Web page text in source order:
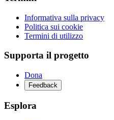
Informativa sulla privacy
Politica sui cookie
Termini di utilizzo
Supporta il progetto
Dona
Feedback
Esplora